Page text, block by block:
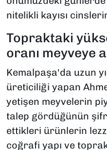
nitelikli kayısı
Topraktaki
oranı meyveye
Kemalpaşa'da uzun
üreticiliği yapan
yetişen meyvelerin
talep gördüğünün
ettikleri ürünlerin
coğrafi yapı ve